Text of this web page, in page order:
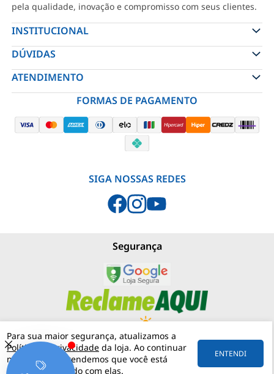
Para sua maior segurança, atualizamos a
Política de Privacidade da loja. Ao continuar
navegando, entendemos que você está
ciente e de acordo com elas.
ENTENDI
pela qualidade, inovação e compromisso com seus clientes.
INSTITUCIONAL
DÚVIDAS
ATENDIMENTO
FORMAS DE PAGAMENTO
SIGA NOSSAS REDES
Segurança
PJNEBLINA - LOJA MATERIAIS ELÉTRICOS (11) 97542-0420
RUA MERGENTHALER, 192 VILA LEOPOLDINA